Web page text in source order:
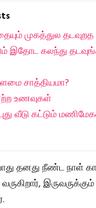
முகத்துல தடவுறத
இதோட கலந்து
சாத்தியமா?
உணவுகள்
வீடு கட்டும்
தனது நீண்ட நாள்